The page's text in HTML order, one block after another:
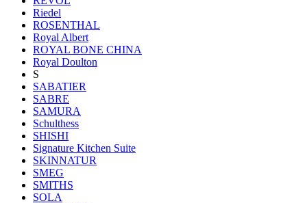
Riedel
ROSENTHAL
Royal Albert
ROYAL BONE CHINA
Royal Doulton
S
SABATIER
SABRE
SAMURA
Schulthess
SHISHI
Signature Kitchen Suite
SKINNATUR
SMEG
SMITHS
SOLA